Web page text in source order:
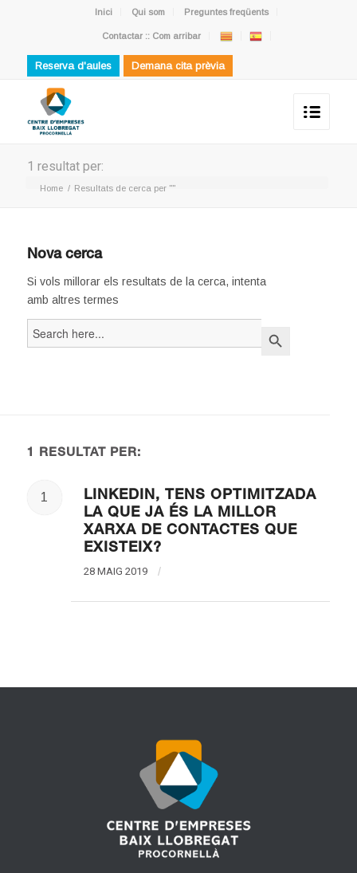
Inici Qui som Preguntes freqüents
Contactar :: Com arribar
Reserva d'aules Demana cita prèvia
1 resultat per:
Home / Resultats de cerca per ""
Nova cerca
Si vols millorar els resultats de la cerca, intenta
amb altres termes
Search
for:
1 RESULTAT PER:
1
LINKEDIN, TENS OPTIMITZADA
LA QUE JA ÉS LA MILLOR
XARXA DE CONTACTES QUE
EXISTEIX?
28 MAIG 2019 /